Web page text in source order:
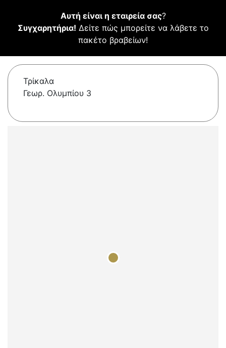
Αυτή είναι η εταιρεία σας?
Συγχαρητήρια! Δείτε πώς μπορείτε να λάβετε το
πακέτο βραβείων!
Τρίκαλα
Γεωρ. Ολυμπίου 3